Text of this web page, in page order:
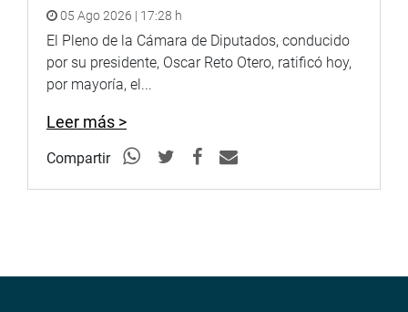
05 Ago 2026 | 17:28 h
El Pleno de la Cámara de Diputados, conducido
por su presidente, Oscar Reto Otero, ratificó hoy,
por mayoría, el...
Leer más >
Compartir